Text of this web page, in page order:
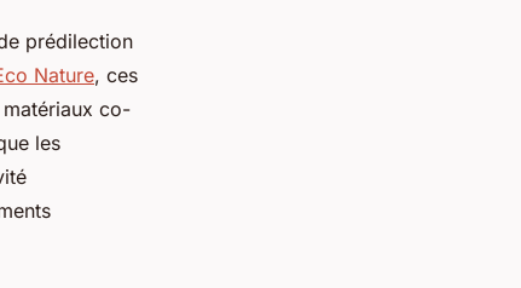
prédilection
Nature, ces
co-
les